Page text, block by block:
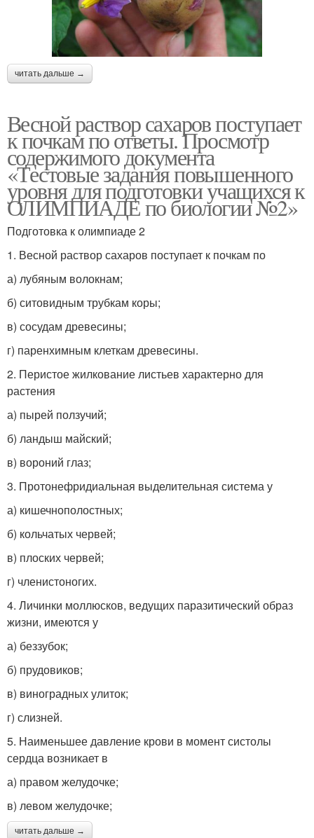
читать дальше →
Весной раствор сахаров поступает
к почкам по ответы. Просмотр
содержимого документа
«Тестовые задания повышенного
уровня для подготовки учащихся к
ОЛИМПИАДЕ по биологии №2»
Подготовка к олимпиаде 2
1. Весной раствор сахаров поступает к почкам по
а) лубяным волокнам;
б) ситовидным трубкам коры;
в) сосудам древесины;
г) паренхимным клеткам древесины.
2. Перистое жилкование листьев характерно для
растения
а) пырей ползучий;
б) ландыш майский;
в) вороний глаз;
3. Протонефридиальная выделительная система у
а) кишечнополостных;
б) кольчатых червей;
в) плоских червей;
г) членистоногих.
4. Личинки моллюсков, ведущих паразитический образ
жизни, имеются у
а) беззубок;
б) прудовиков;
в) виноградных улиток;
г) слизней.
5. Наименьшее давление крови в момент систолы
сердца возникает в
а) правом желудочке;
в) левом желудочке;
читать дальше →